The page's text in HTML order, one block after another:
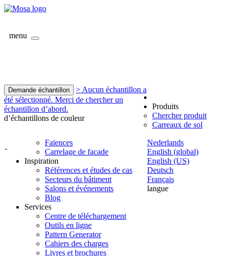
menu
Demande échantillon
> Aucun échantillon a
été sélectionné. Merci de chercher un
échantillon d’abord.
d’échantillons de couleur
-
Nederlands
English (global)
English (US)
Deutsch
Français
langue
Produits
Chercher produit
Carreaux de sol
Faïences
Carrelage de facade
Inspiration
Références et études de cas
Secteurs du bâtiment
Salons et événements
Blog
Services
Centre de téléchargement
Outils en ligne
Pattern Generator
Cahiers des charges
Livres et brochures